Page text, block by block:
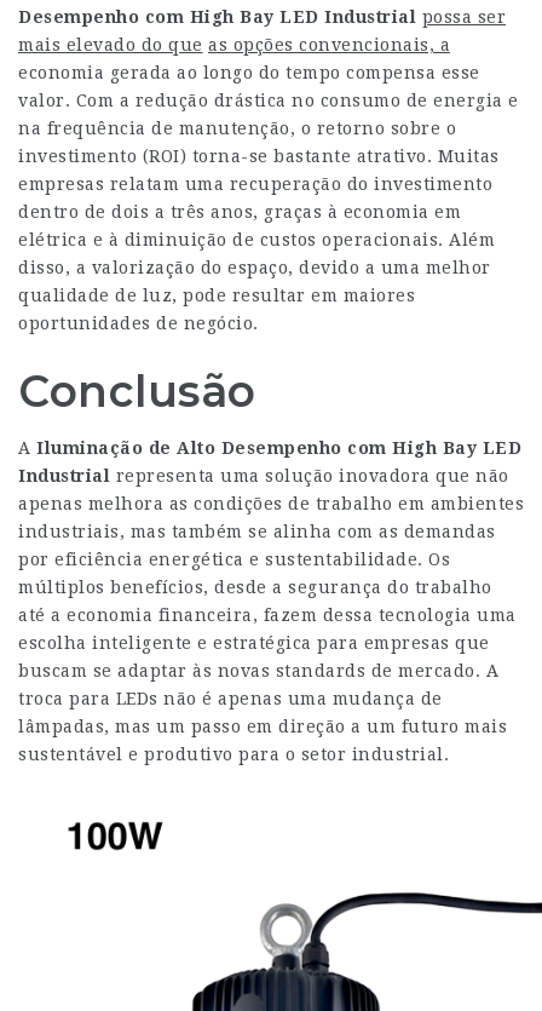
Desempenho com High Bay LED Industrial possa ser
mais elevado do que as opções convencionais, a
economia gerada ao longo do tempo compensa esse
valor. Com a redução drástica no consumo de energia e
na frequência de manutenção, o retorno sobre o
investimento (ROI) torna-se bastante atrativo. Muitas
empresas relatam uma recuperação do investimento
dentro de dois a três anos, graças à economia em
elétrica e à diminuição de custos operacionais. Além
disso, a valorização do espaço, devido a uma melhor
qualidade de luz, pode resultar em maiores
oportunidades de negócio.
Conclusão
A Iluminação de Alto Desempenho com High Bay LED
Industrial representa uma solução inovadora que não
apenas melhora as condições de trabalho em ambientes
industriais, mas também se alinha com as demandas
por eficiência energética e sustentabilidade. Os
múltiplos benefícios, desde a segurança do trabalho
até a economia financeira, fazem dessa tecnologia uma
escolha inteligente e estratégica para empresas que
buscam se adaptar às novas standards de mercado. A
troca para LEDs não é apenas uma mudança de
lâmpadas, mas um passo em direção a um futuro mais
sustentável e produtivo para o setor industrial.